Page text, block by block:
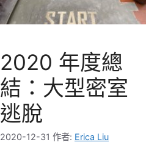
2020 年度總
結：大型密室
逃脫
2020-12-31 作者: Erica Liu